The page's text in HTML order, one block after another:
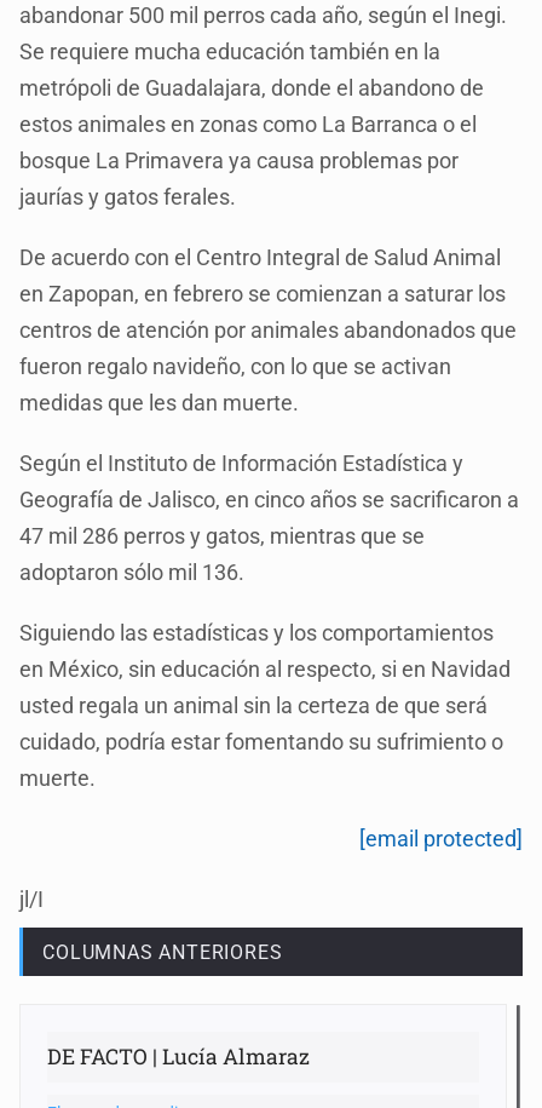
abandonar 500 mil perros cada año, según el Inegi.
Se requiere mucha educación también en la
metrópoli de Guadalajara, donde el abandono de
estos animales en zonas como La Barranca o el
bosque La Primavera ya causa problemas por
jaurías y gatos ferales.
De acuerdo con el Centro Integral de Salud Animal
en Zapopan, en febrero se comienzan a saturar los
centros de atención por animales abandonados que
fueron regalo navideño, con lo que se activan
medidas que les dan muerte.
Según el Instituto de Información Estadística y
Geografía de Jalisco, en cinco años se sacrificaron a
47 mil 286 perros y gatos, mientras que se
adoptaron sólo mil 136.
Siguiendo las estadísticas y los comportamientos
en México, sin educación al respecto, si en Navidad
usted regala un animal sin la certeza de que será
cuidado, podría estar fomentando su sufrimiento o
muerte.
[email protected]
jl/I
COLUMNAS ANTERIORES
DE FACTO | Lucía Almaraz